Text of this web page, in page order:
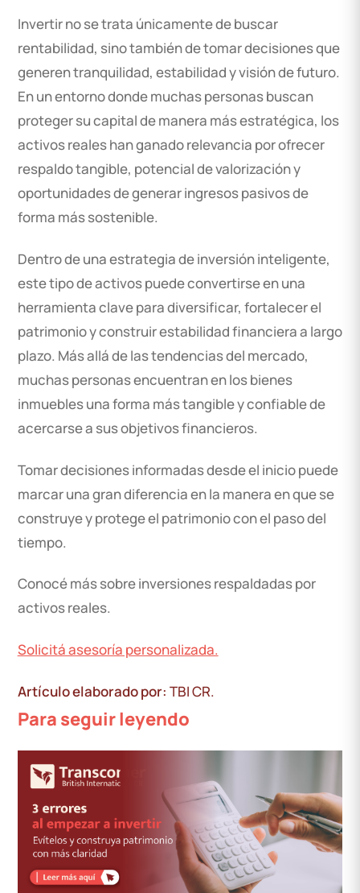
Invertir no se trata únicamente de buscar
rentabilidad, sino también de tomar decisiones que
generen tranquilidad, estabilidad y visión de futuro.
En un entorno donde muchas personas buscan
proteger su capital de manera más estratégica, los
activos reales han ganado relevancia por ofrecer
respaldo tangible, potencial de valorización y
oportunidades de generar ingresos pasivos de
forma más sostenible.
Dentro de una estrategia de inversión inteligente,
este tipo de activos puede convertirse en una
herramienta clave para diversificar, fortalecer el
patrimonio y construir estabilidad financiera a largo
plazo. Más allá de las tendencias del mercado,
muchas personas encuentran en los bienes
inmuebles una forma más tangible y confiable de
acercarse a sus objetivos financieros.
Tomar decisiones informadas desde el inicio puede
marcar una gran diferencia en la manera en que se
construye y protege el patrimonio con el paso del
tiempo.
Conocé más sobre inversiones respaldadas por
activos reales.
Solicitá asesoría personalizada.
Artículo elaborado por: TBI CR.
Para seguir leyendo